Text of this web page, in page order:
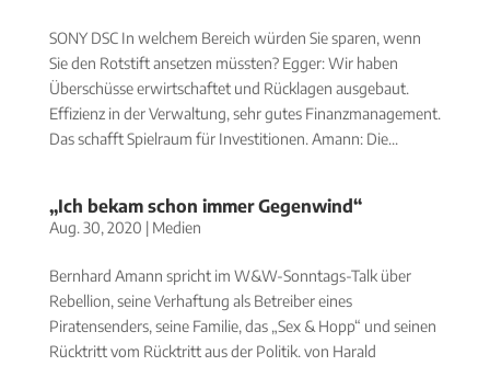
SONY DSC In welchem Bereich würden Sie sparen, wenn
Sie den Rotstift ansetzen müssten? Egger: Wir haben
Überschüsse erwirtschaftet und Rücklagen ausgebaut.
Effizienz in der Verwaltung, sehr gutes Finanzmanagement.
Das schafft Spielraum für Investitionen. Amann: Die...
„Ich bekam schon immer Gegenwind“
Aug. 30, 2020 | Medien
Bernhard Amann spricht im W&W-Sonntags-Talk über
Rebellion, seine Verhaftung als Betreiber eines
Piratensenders, seine Familie, das „Sex & Hopp“ und seinen
Rücktritt vom Rücktritt aus der Politik. von Harald